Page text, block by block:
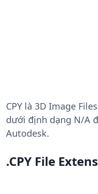
CPY là 3D Image
dưới định dạng N/A
Autodesk.
.CPY File